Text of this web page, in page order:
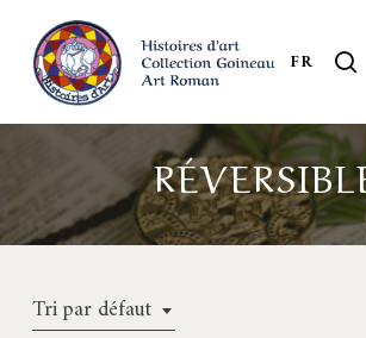
main
content
FR
Tri par défaut